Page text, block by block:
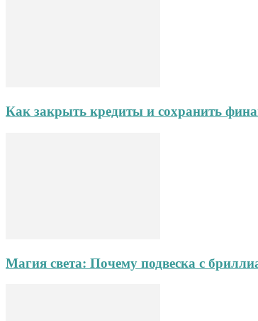
Как закрыть кредиты и сохранить
Магия света: Почему подвеска с